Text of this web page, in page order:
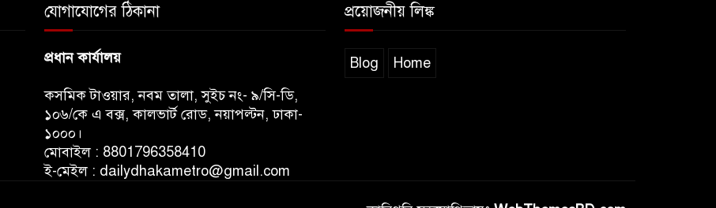
যোগাযোগের ঠিকানা
প্রধান কার্যালয়
কসমিক টাওয়ার, নবম তালা, সুইচ নং- ৯/সি-ডি,
১০৬/কে এ বক্স, কালভার্ট রোড, নয়াপল্টন, ঢাকা-
১০০০।
মোবাইল : 8801796358410
ই-মেইল : dailydhakametro@gmail.com
প্রয়োজনীয় লিঙ্ক
Blog Home